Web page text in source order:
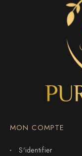
MON COMPTE
S'identifier